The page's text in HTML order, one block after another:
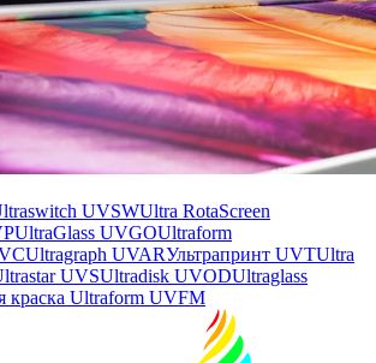
UVSWUltra RotaScreen
UltraGlass UVGOUltraform
Ultragraph UVARУльтрапринт UVTUltra
UVSUltradisk UVODUltraglass
краска Ultraform UVFM